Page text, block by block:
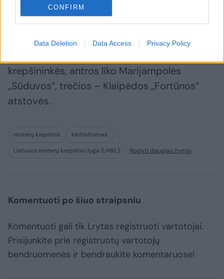
CONFIRM
Data Deletion Data Access Privacy Policy
viena mažiau negu pernai.
Praėjusiame sezone aukso medaliais
krepšininkės, antros liko Marijampolės
„Sūduvos“, trečios – Klaipėdos „Fortūnos“
atstovės.
moterų krepšinis
kartodromas
Lietuvos moterų krepšinio lyga (LMKL)
Rodyti daugiau žymių
Komentuoti po šiuo straipsniu
Komentuoti gali tik Lrytas registruoti vartotojai.
Prisijunkite prie registruotų vartotojų
bendruomenės ir bendraukite komentaruose!